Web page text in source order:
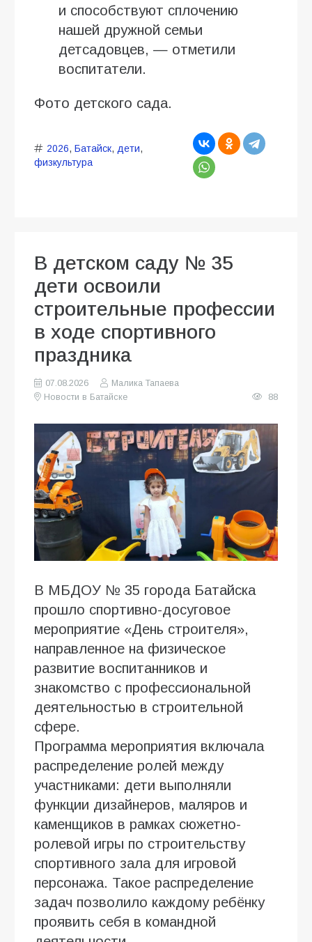
и способствуют сплочению
нашей дружной семьи
детсадовцев, — отметили
воспитатели.
Фото детского сада.
2026, Батайск, дети,
физкультура
В детском саду № 35
дети освоили
строительные профессии
в ходе спортивного
праздника
07.08.2026
Малика Тапаева
Новости в Батайске
88
В МБДОУ № 35 города Батайска
прошло спортивно-досуговое
мероприятие «День строителя»,
направленное на физическое
развитие воспитанников и
знакомство с профессиональной
деятельностью в строительной
сфере.
Программа мероприятия включала
распределение ролей между
участниками: дети выполняли
функции дизайнеров, маляров и
каменщиков в рамках сюжетно-
ролевой игры по строительству
спортивного зала для игровой
персонажа. Такое распределение
задач позволило каждому ребёнку
проявить себя в командной